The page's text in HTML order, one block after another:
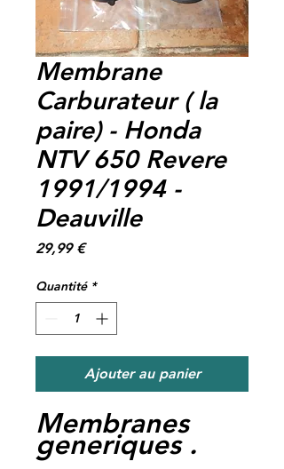
Membrane
Carburateur ( la
paire) - Honda
NTV 650 Revere
1991/1994 -
Deauville
29,99 €Prix
Quantité *
Ajouter au panier
Membranes
generiques .